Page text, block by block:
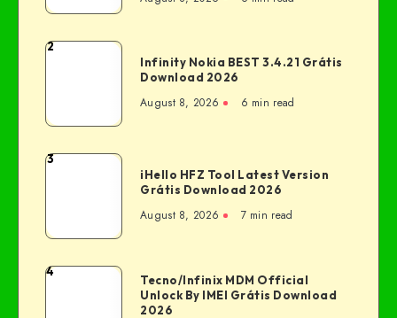
2
Infinity Nokia BEST 3.4.21 Grátis
Download 2026
August 8, 2026 6 min read
3
iHello HFZ Tool Latest Version
Grátis Download 2026
August 8, 2026 7 min read
4
Tecno/Infinix MDM Official
Unlock By IMEI Grátis Download
2026